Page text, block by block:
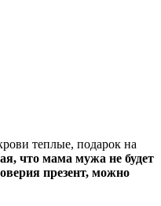
теплые, подарок на
что мама мужа не будет
презент, можно